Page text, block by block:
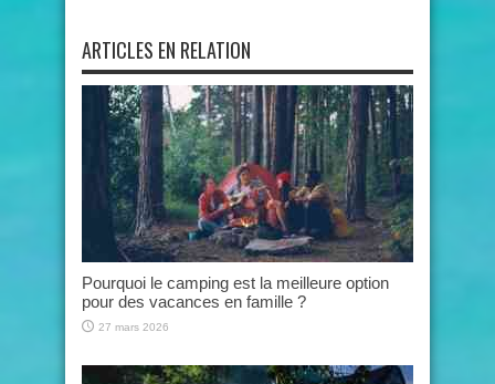
ARTICLES EN RELATION
Pourquoi le camping est la meilleure option
pour des vacances en famille ?
27 mars 2026